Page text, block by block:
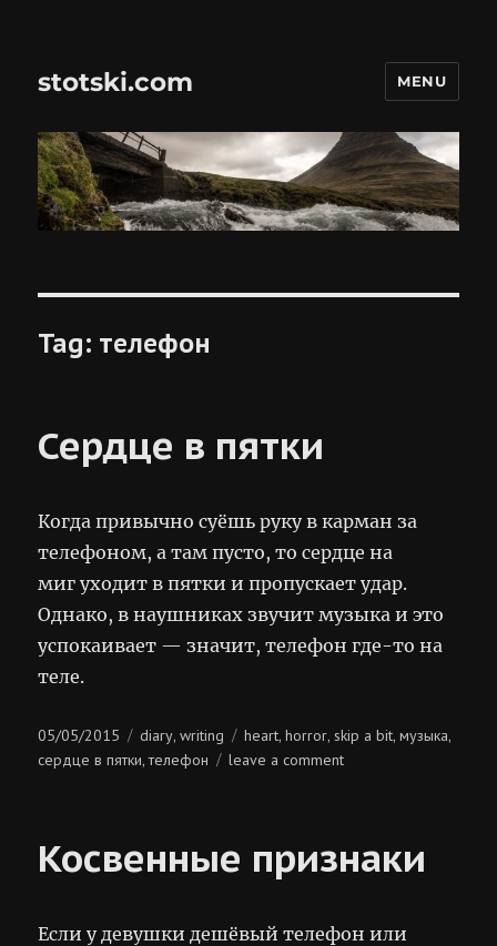
stotski.com MENU
Tag: телефон
Сердце в пятки
Когда привычно суёшь руку в карман за
телефоном, а там пусто, то сердце на
миг уходит в пятки и пропускает удар.
Однако, в наушниках звучит музыка и это
успокаивает — значит, телефон где-то на
теле.
Posted
on
05/05/2015 Categories
diary,writing Tags
heart,horror, skip a bit,музыка,
сердце в пятки,телефон leave a commenton
Косвенные признаки
Если у девушки дешёвый телефон или